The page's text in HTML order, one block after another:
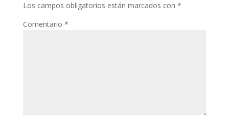
Los campos obligatorios están marcados con *
Comentario *